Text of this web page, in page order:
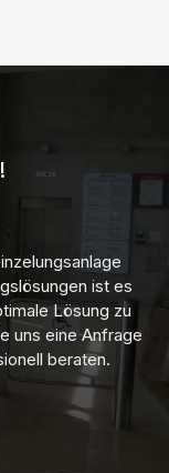
ist es
Lösung zu
uns eine Anfrage
beraten.